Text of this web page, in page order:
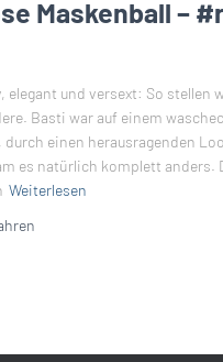
Maskenball –
elegant und versext: So stellen
Basti war auf einem
einen herausragenden
es natürlich komplett anders.
Weiterlesen